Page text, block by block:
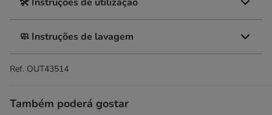
🧼 Instruções de lavagem
Ref. OUT43514
Também poderá gostar